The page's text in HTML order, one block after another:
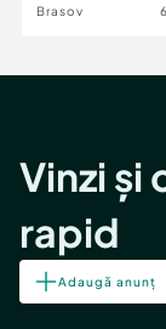
Brasov
Vinzi și
rapid
Adaugă anunț